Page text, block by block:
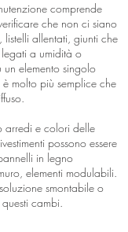
comprende
che non ci siano
allentati, giunti che
a umidità o
un elemento singolo
molto più semplice che
arredi e colori delle
possono essere
in legno
elementi modulabili.
smontabile o
cambi.